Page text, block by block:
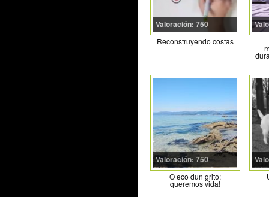
Valoración: 750
Reconstruyendo costas
Valoración: 750
O eco dun grito:
queremos vida!